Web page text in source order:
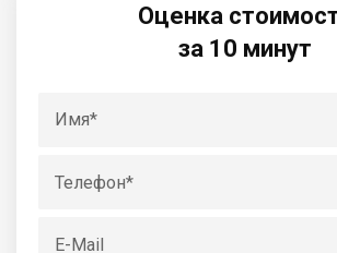
Оценка
за 10 минут